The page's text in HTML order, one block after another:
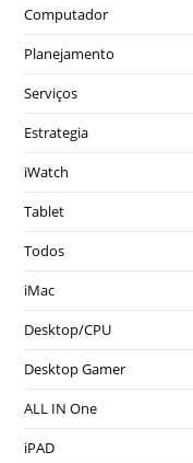
Computador
Planejamento
Serviços
Estrategia
iWatch
Tablet
Todos
iMac
Desktop/CPU
Desktop Gamer
ALL IN One
iPAD